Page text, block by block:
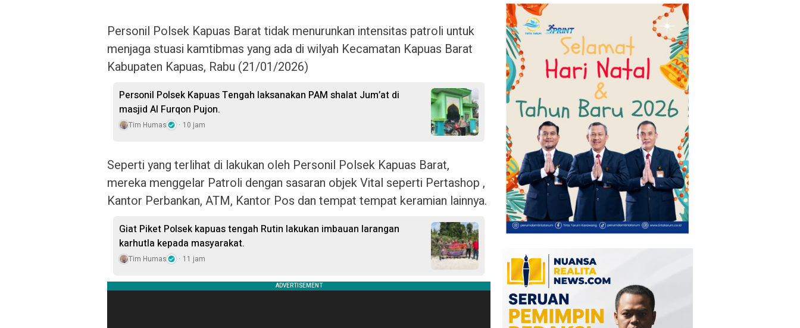
Personil Polsek Kapuas Barat tidak menurunkan intensitas patroli untuk
menjaga stuasi kamtibmas yang ada di wilyah Kecamatan Kapuas Barat
Kabupaten Kapuas, Rabu (21/01/2026)
Personil Polsek Kapuas Tengah laksanakan PAM shalat Jum’at di
masjid Al Furqon Pujon.
Tim Humas 10 jam
Seperti yang terlihat di lakukan oleh Personil Polsek Kapuas Barat,
mereka menggelar Patroli dengan sasaran objek Vital seperti Pertashop ,
Kantor Perbankan, ATM, Kantor Pos dan tempat tempat keramian lainnya.
Giat Piket Polsek kapuas tengah Rutin lakukan imbauan larangan
karhutla kepada masyarakat.
Tim Humas 11 jam